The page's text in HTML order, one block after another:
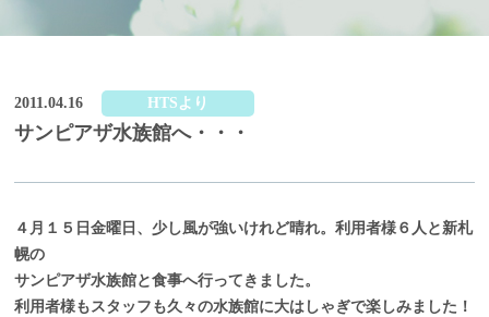
2011.04.16 HTSより
サンピアザ水族館へ・・・
４月１５日金曜日、少し風が強いけれど晴れ。利用者様６人と新札
幌の
サンピアザ水族館と食事へ行ってきました。
利用者様もスタッフも久々の水族館に大はしゃぎで楽しみました！